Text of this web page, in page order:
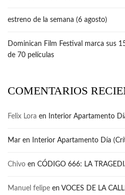
estreno de la semana (6 agosto)
Dominican Film Festival marca sus
de 70 películas
COMENTARIOS
Felix Lora en Interior Apartamento
Mar en Interior Apartamento Día
Chivo en CÓDIGO 666: LA
Manuel felipe en VOCES DE LA